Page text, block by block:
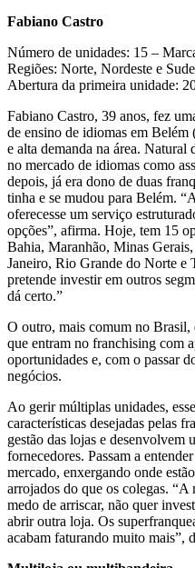
Fabiano Castro
Número de unidades: 15 –
Regiões: Norte, Nordeste e
Abertura da primeira unidade:
Fabiano Castro, 39 anos, fez
de ensino de idiomas em
e alta demanda na área. Natural
no mercado de idiomas como
depois, já era dono de duas
tinha e se mudou para Belém.
oferecesse um serviço
opções”, afirma. Hoje, tem 15
Bahia, Maranhão, Minas
Janeiro, Rio Grande do Norte e
pretende investir em outros
dá certo.”
O outro, mais comum no Brasil,
que entram no franchising com
oportunidades e, com o passar
negócios.
Ao gerir múltiplas unidades,
características desejadas pelas
gestão das lojas e desenvolvem
fornecedores. Passam a
mercado, enxergando onde
arrojados do que os colegas.
medo de arriscar, não quer
abrir outra loja. Os
acabam faturando muito mais”,